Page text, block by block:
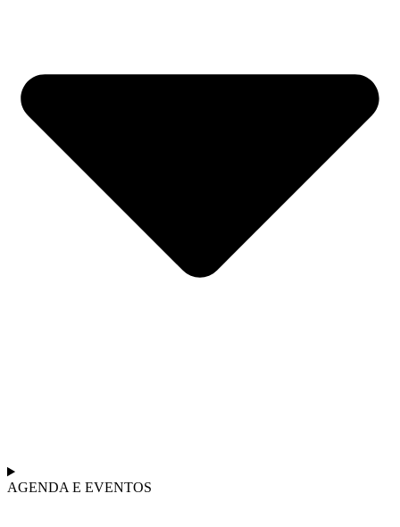
AGENDA E EVENTOS